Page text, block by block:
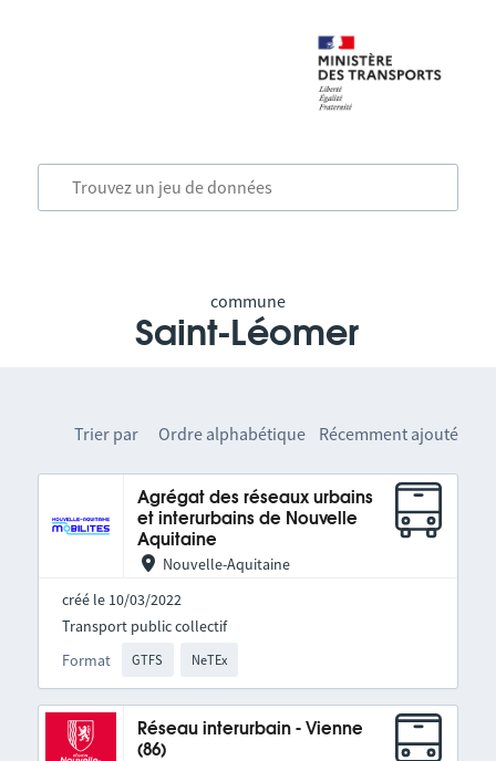
commune
Saint-Léomer
Trier par Ordre alphabétique Récemment ajouté
Agrégat des réseaux urbains
et interurbains de Nouvelle
Aquitaine
Nouvelle-Aquitaine
créé le 10/03/2022
Format GTFS NeTEx
Transport public collectif
Réseau interurbain - Vienne
(86)